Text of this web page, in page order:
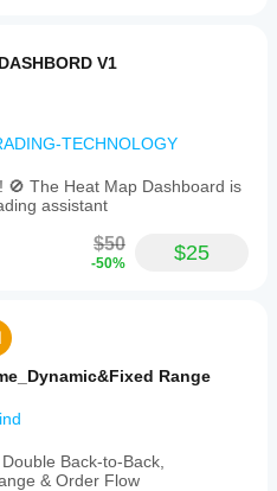
V1
TECHNOLOGY
🚫 The Heat Map Dashboard is
assistant
$50
-50% $25
Range
Back-to-Back,
& Order Flow